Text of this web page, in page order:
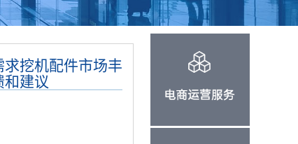
挖机配件市场丰
建议